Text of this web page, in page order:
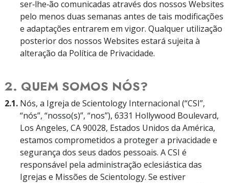
ser‑lhe‑ão comunicadas através dos nossos Websites
pelo menos duas semanas antes de tais modificações
e adaptações entrarem em vigor. Qualquer utilização
posterior dos nossos Websites estará sujeita à
alteração da Política de Privacidade.
2. QUEM SOMOS NÓS?
2.1. Nós, a Igreja de Scientology Internacional (“CSI”,
“nós”, “nosso(s)”, “nos”), 6331 Hollywood Boulevard,
Los Angeles, CA 90028, Estados Unidos da América,
estamos comprometidos a proteger a privacidade e
segurança dos seus dados pessoais. A CSI é
responsável pela administração eclesiástica das
Igrejas e Missões de Scientology. Se estiver